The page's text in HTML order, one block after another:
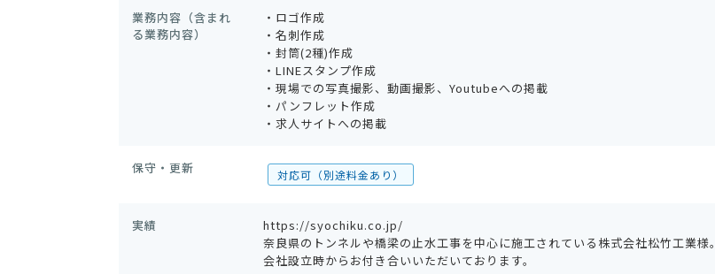
業務内容（含まれ
る業務内容）
・ロゴ作成
・名刺作成
・封筒(2種)作成
・LINEスタンプ作成
・現場での写真撮影、動画撮影、Youtubeへの掲載
・パンフレット作成
・求人サイトへの掲載
保守・更新 対応可（別途料金あり）
実績
https://syochiku.co.jp/
奈良県のトンネルや橋梁の止水工事を中心に施工されている株式会社松竹工業様。
会社設立時からお付き合いいただいております。